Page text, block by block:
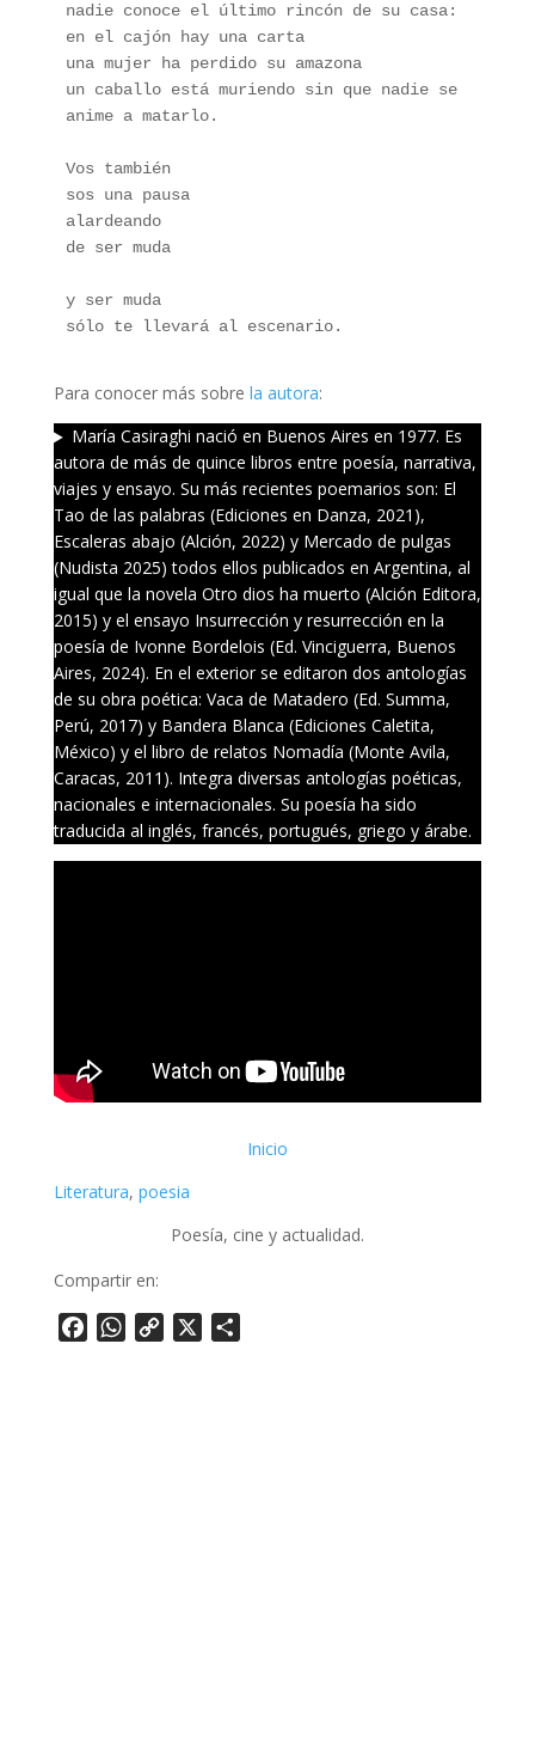
nadie conoce el último rincón de su casa:
en el cajón hay una carta
una mujer ha perdido su amazona
un caballo está muriendo sin que nadie se
anime a matarlo.
Vos también
sos una pausa
alardeando
de ser muda
y ser muda
sólo te llevará al escenario.
Para conocer más sobre la autora:
María Casiraghi nació en Buenos Aires en 1977. Es
autora de más de quince libros entre poesía, narrativa,
viajes y ensayo. Su más recientes poemarios son: El
Tao de las palabras (Ediciones en Danza, 2021),
Escaleras abajo (Alción, 2022) y Mercado de pulgas
(Nudista 2025) todos ellos publicados en Argentina, al
igual que la novela Otro dios ha muerto (Alción Editora,
2015) y el ensayo Insurrección y resurrección en la
poesía de Ivonne Bordelois (Ed. Vinciguerra, Buenos
Aires, 2024). En el exterior se editaron dos antologías
de su obra poética: Vaca de Matadero (Ed. Summa,
Perú, 2017) y Bandera Blanca (Ediciones Caletita,
México) y el libro de relatos Nomadía (Monte Avila,
Caracas, 2011). Integra diversas antologías poéticas,
nacionales e internacionales. Su poesía ha sido
traducida al inglés, francés, portugués, griego y árabe.
Inicio
Literatura, poesia
Poesía, cine y actualidad.
Compartir en:
FacebookWhatsApp
Copy